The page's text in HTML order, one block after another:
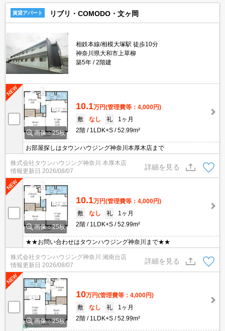
賃貸アパート リブリ・COMODO・文ヶ岡
相鉄本線/相模大塚駅 徒歩10分
神奈川県大和市上草柳
築5年
2階建
画像：25枚
10.1万円(管理費等：4,000円)
敷
なし 礼
1ヶ月
2階
1LDK+S 52.99m²
お部屋探しはタウンハウジング神奈川本厚木店まで
株式会社タウンハウジング神奈川 本厚木店
情報更新日 2026/08/07
詳細を見る
画像：25枚
10.1万円(管理費等：4,000円)
敷
なし 礼
1ヶ月
2階
1LDK+S 52.99m²
★★お問い合わせはタウンハウジング神奈川まで★★
株式会社タウンハウジング神奈川 湘南台店
情報更新日 2026/08/07
詳細を見る
画像：25枚
10万円(管理費等：4,000円)
敷
なし 礼
1ヶ月
2階
1LDK+S 52.99m²